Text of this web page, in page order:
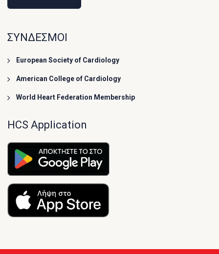
ΣΥΝΔΕΣΜΟΙ
European Society of Cardiology
American College of Cardiology
World Heart Federation Membership
HCS Application